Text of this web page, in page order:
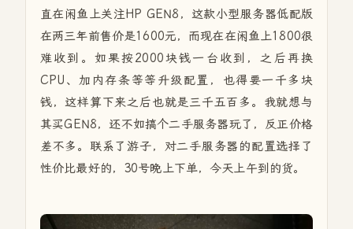
直在闲鱼上关注HP GEN8，这款小型服务器低配版
在两三年前售价是1600元，而现在在闲鱼上1800很
难收到。如果按2000块钱一台收到，之后再换
CPU、加内存条等等升级配置，也得要一千多块
钱，这样算下来之后也就是三千五百多。我就想与
其买GEN8，还不如搞个二手服务器玩了，反正价格
差不多。联系了游子，对二手服务器的配置选择了
性价比最好的，30号晚上下单，今天上午到的货。